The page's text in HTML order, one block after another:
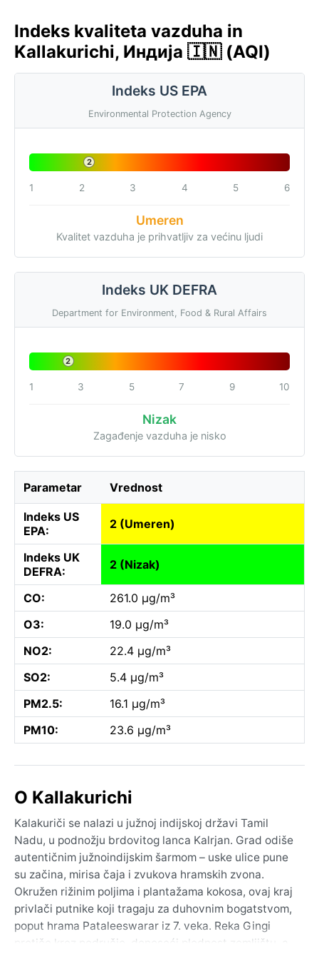
Indeks kvaliteta vazduha in
Kallakurichi, Индија 🇮🇳 (AQI)
Indeks US EPA
Environmental Protection Agency
2
1 2 3 4 5 6
Umeren
Kvalitet vazduha je prihvatljiv za većinu ljudi
Indeks UK DEFRA
Department for Environment, Food & Rural Affairs
2
1 3 5 7 9 10
Nizak
Zagađenje vazduha je nisko
Parametar Vrednost
Indeks US
EPA:
2 (Umeren)
Indeks UK
DEFRA:
2 (Nizak)
CO:
261.0 µg/m³
O3:
19.0 µg/m³
NO2:
22.4 µg/m³
SO2:
5.4 µg/m³
PM2.5:
16.1 µg/m³
PM10:
23.6 µg/m³
O Kallakurichi
Kalakuriči se nalazi u južnoj indijskoj državi Tamil
Nadu, u podnožju brdovitog lanca Kalrjan. Grad odiše
autentičnim južnoindijskim šarmom – uske ulice pune
su začina, mirisa čaja i zvukova hramskih zvona.
Okružen rižinim poljima i plantažama kokosa, ovaj kraj
privlači putnike koji tragaju za duhovnim bogatstvom,
poput hrama Pataleeswarar iz 7. veka. Reka Gingi
protiče kroz područje, donoseći plodnost zemljištu, a